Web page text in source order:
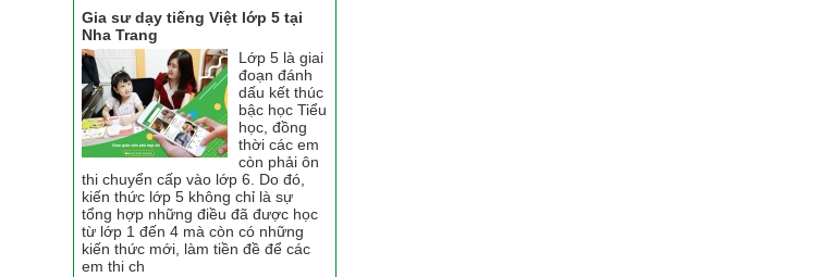
Gia sư dạy tiếng Việt lớp 5 tại
Nha Trang
Lớp 5 là giai
đoạn đánh
dấu kết thúc
bậc học Tiểu
học, đồng
thời các em
còn phải ôn
thi chuyển cấp vào lớp 6. Do đó,
kiến thức lớp 5 không chỉ là sự
tổng hợp những điều đã được học
từ lớp 1 đến 4 mà còn có những
kiến thức mới, làm tiền đề để các
em thi ch